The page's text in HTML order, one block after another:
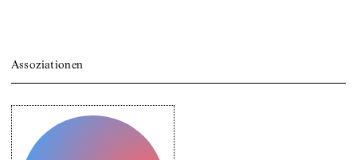
Assoziationen